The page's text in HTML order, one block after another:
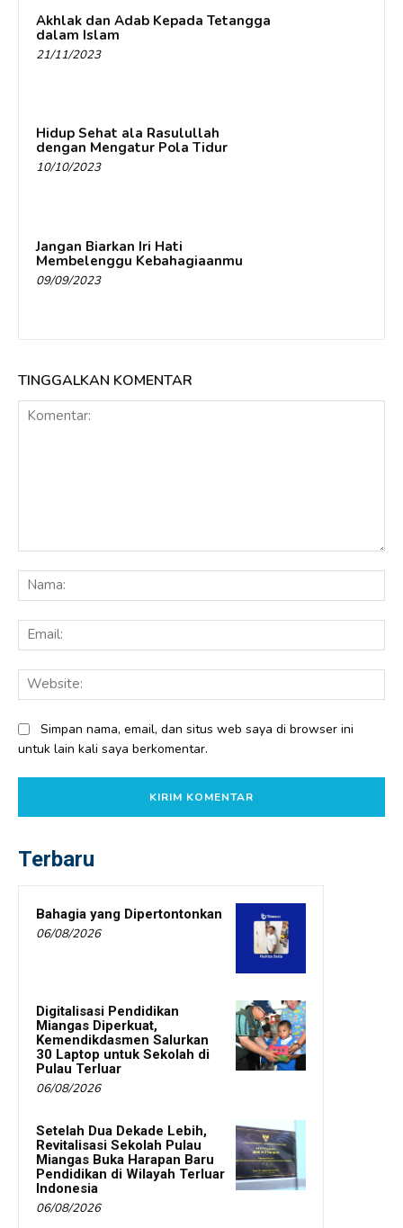
Akhlak dan Adab Kepada Tetangga
dalam Islam
21/11/2023
Hidup Sehat ala Rasulullah
dengan Mengatur Pola Tidur
10/10/2023
Jangan Biarkan Iri Hati
Membelenggu Kebahagiaanmu
09/09/2023
TINGGALKAN KOMENTAR
Simpan nama, email, dan situs web saya di browser ini
untuk lain kali saya berkomentar.
Terbaru
Bahagia yang Dipertontonkan
06/08/2026
Digitalisasi Pendidikan
Miangas Diperkuat,
Kemendikdasmen Salurkan
30 Laptop untuk Sekolah di
Pulau Terluar
06/08/2026
Setelah Dua Dekade Lebih,
Revitalisasi Sekolah Pulau
Miangas Buka Harapan Baru
Pendidikan di Wilayah Terluar
Indonesia
06/08/2026